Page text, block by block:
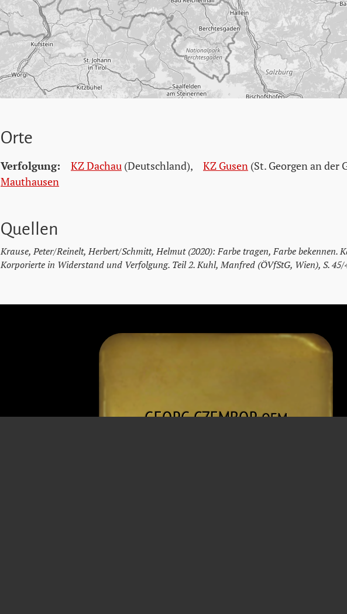
Orte
Verfolgung: KZ Dachau (Deutschland), KZ Gusen (St. Georgen an der
Mauthausen
Quellen
Krause, Peter/Reinelt, Herbert/Schmitt, Helmut (2020): Farbe tragen, Farbe bekennen.
Korporierte in Widerstand und Verfolgung. Teil 2. Kuhl, Manfred (ÖVfStG, Wien), S. 45/
GEORGCZEMBOROFM